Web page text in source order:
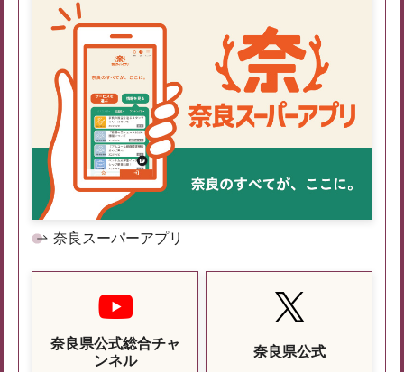
奈良スーパーアプリ
奈良県公式総合チャ
ンネル
奈良県公式